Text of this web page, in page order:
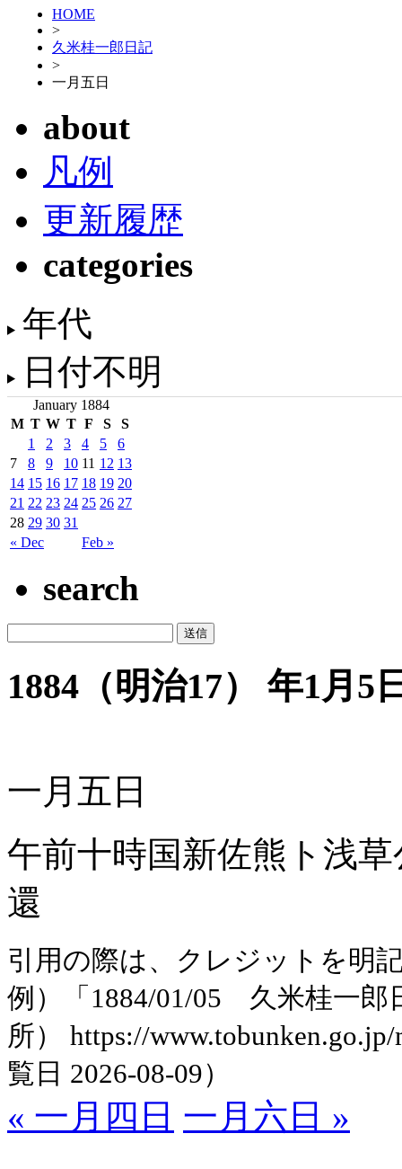
HOME
>
久米桂一郎日記
>
一月五日
about
凡例
更新履歴
categories
年代
日付不明
January 1884
M T W T F S S
« Dec Feb »
1 2 3 4 5
6
7
8 9 10 11 12 13
14 15 16 17 18 19 20
21 22 23 24 25 26 27
28 29 30 31
search
1884（明治17） 年1月5
一月五日
午前十時国新佐熊ト浅
還
引用の際は、クレジットを明
例）「1884/01/05 久米桂一郎
所） https://
覧日 2026-08-09）
« 一月四日 一月六日 »